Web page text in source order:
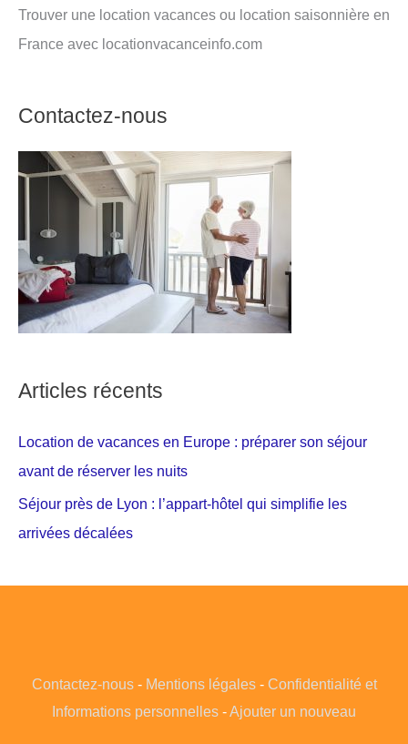
Trouver une location vacances ou location saisonnière en
France avec locationvacanceinfo.com
Contactez-nous
Articles récents
Location de vacances en Europe : préparer son séjour
avant de réserver les nuits
Séjour près de Lyon : l’appart-hôtel qui simplifie les
arrivées décalées
Contactez-nous- Mentions légales- Confidentialité et
Informations personnelles -Ajouter un nouveau